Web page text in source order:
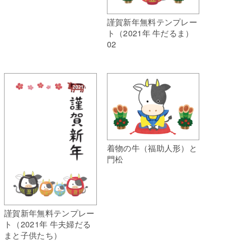
謹賀新年無料テンプレー
ト（2021年 牛だるま）
02
謹賀新年無料テンプレー
ト（2021年 牛夫婦だる
まと子供たち）
着物の牛（福助人形）と
門松